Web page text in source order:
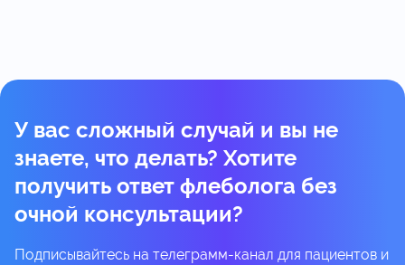
У вас сложный случай и вы не
знаете, что делать? Хотите
получить ответ флеболога без
очной консультации?
Подписывайтесь на телеграмм-канал для пациентов и